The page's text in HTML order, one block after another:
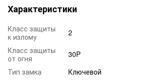
Характеристики
Класс защиты
к излому
2
Класс защиты
от огня
30P
Тип замка
Ключевой